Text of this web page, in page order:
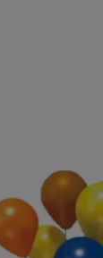
10º